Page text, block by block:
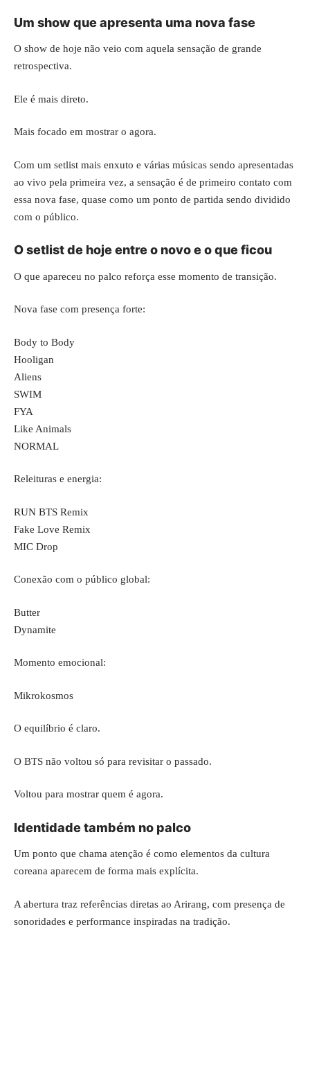
Um show que apresenta uma nova fase
O show de hoje não veio com aquela sensação de grande
retrospectiva.
Ele é mais direto.
Mais focado em mostrar o agora.
Com um setlist mais enxuto e várias músicas sendo apresentadas
ao vivo pela primeira vez, a sensação é de primeiro contato com
essa nova fase, quase como um ponto de partida sendo dividido
com o público.
O setlist de hoje entre o novo e o que ficou
O que apareceu no palco reforça esse momento de transição.
Nova fase com presença forte:
Body to Body
Hooligan
Aliens
SWIM
FYA
Like Animals
NORMAL
Releituras e energia:
RUN BTS Remix
Fake Love Remix
MIC Drop
Conexão com o público global:
Butter
Dynamite
Momento emocional:
Mikrokosmos
O equilíbrio é claro.
O BTS não voltou só para revisitar o passado.
Voltou para mostrar quem é agora.
Identidade também no palco
Um ponto que chama atenção é como elementos da cultura
coreana aparecem de forma mais explícita.
A abertura traz referências diretas ao Arirang, com presença de
sonoridades e performance inspiradas na tradição.